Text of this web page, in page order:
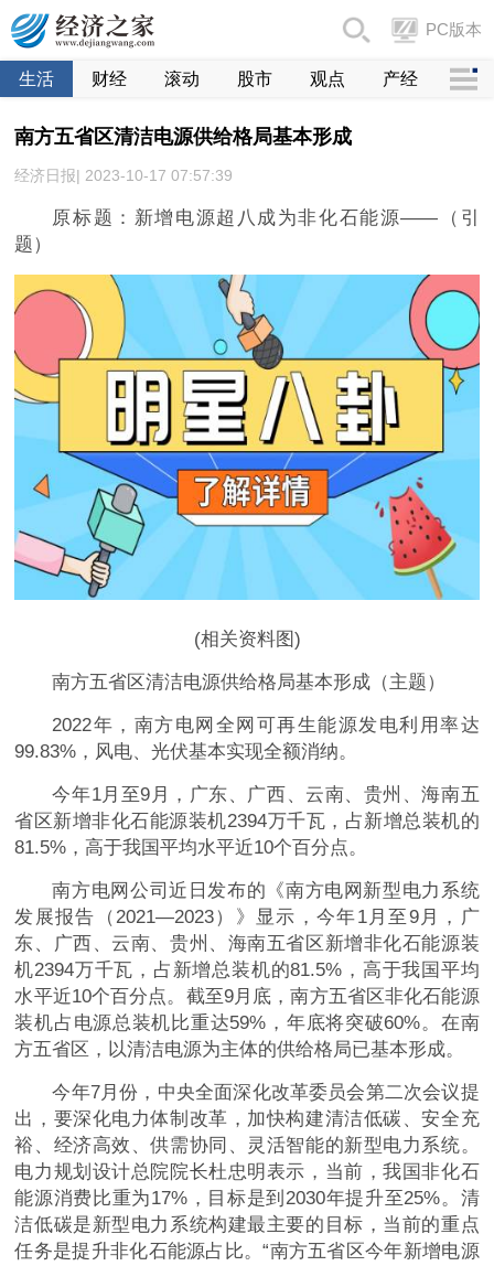
PC版本
生活 财经 滚动 股市 观点 产经
南方五省区清洁电源供给格局基本形成
经济日报| 2023-10-17 07:57:39
原标题：新增电源超八成为非化石能源——（引
题）
(相关资料图)
南方五省区清洁电源供给格局基本形成（主题）
2022年，南方电网全网可再生能源发电利用率达
99.83%，风电、光伏基本实现全额消纳。
今年1月至9月，广东、广西、云南、贵州、海南五
省区新增非化石能源装机2394万千瓦，占新增总装机的
81.5%，高于我国平均水平近10个百分点。
南方电网公司近日发布的《南方电网新型电力系统
发展报告（2021—2023）》显示，今年1月至9月，广
东、广西、云南、贵州、海南五省区新增非化石能源装
机2394万千瓦，占新增总装机的81.5%，高于我国平均
水平近10个百分点。截至9月底，南方五省区非化石能源
装机占电源总装机比重达59%，年底将突破60%。在南
方五省区，以清洁电源为主体的供给格局已基本形成。
今年7月份，中央全面深化改革委员会第二次会议提
出，要深化电力体制改革，加快构建清洁低碳、安全充
裕、经济高效、供需协同、灵活智能的新型电力系统。
电力规划设计总院院长杜忠明表示，当前，我国非化石
能源消费比重为17%，目标是到2030年提升至25%。清
洁低碳是新型电力系统构建最主要的目标，当前的重点
任务是提升非化石能源占比。“南方五省区今年新增电源